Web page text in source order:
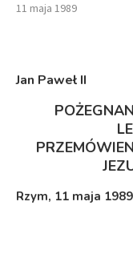
11 maja 1989
Jan Paweł II
Rzym, 11 maja